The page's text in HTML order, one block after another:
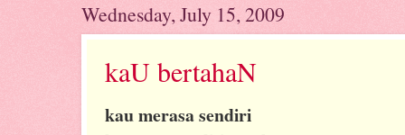
Wednesday, July 15, 2009
kaU bertahaN
kau merasa sendiri